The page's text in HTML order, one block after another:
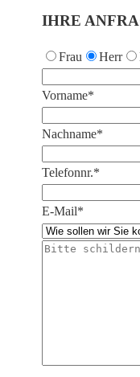
IHRE
Frau Herr
Vorname*
Nachname*
Telefonnr.*
E-Mail*